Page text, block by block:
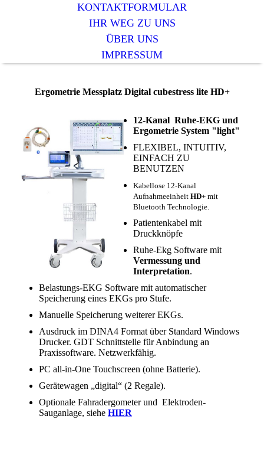
KONTAKTFORMULAR
IHR WEG ZU UNS
ÜBER UNS
IMPRESSUM
Ergometrie Messplatz Digital cubestress lite HD+
12-Kanal Ruhe-EKG und
Ergometrie System "light"
FLEXIBEL, INTUITIV,
EINFACH ZU
BENUTZEN
Kabellose 12-Kanal
AufnahmeeinheitHD+ mit
Bluetooth Technologie.
Patientenkabel mit
Druckknöpfe
Ruhe-Ekg Software mit
Vermessung und
Interpretation.
Belastungs-EKG Software mit automatischer
Speicherung eines EKGs pro Stufe.
Manuelle Speicherung weiterer EKGs.
Ausdruck im DINA4 Format über Standard Windows
Drucker. GDT Schnittstelle für Anbindung an
Praxissoftware. Netzwerkfähig.
PC all-in-One Touchscreen (ohne Batterie).
Gerätewagen „digital“ (2 Regale).
Optionale Fahradergometer und Elektroden-
Sauganlage, siehe HIER